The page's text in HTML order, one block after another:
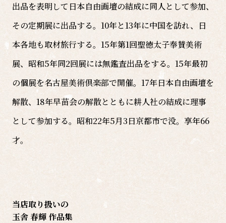
出品を表明して日本自由画壇の結成に同人として参加、
その定期展に出品する。10年と13年に中国を訪れ、日
本各地も取材旅行する。15年第1回聖徳太子奉賛美術
展、昭和5年同2回展には無鑑査出品をする。15年最初
の個展を名古屋美術倶楽部で開催。17年日本自由画壇を
解散、18年早苗会の解散とともに耕人社の結成に理事
として参加する。昭和22年5月3日京都市で没。享年66
才。
当店取り扱いの
玉舎 春輝 作品集